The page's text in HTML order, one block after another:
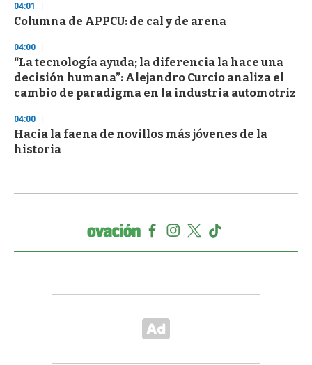
04:01
Columna de APPCU: de cal y de arena
04:00
“La tecnología ayuda; la diferencia la hace una
decisión humana”: Alejandro Curcio analiza el
cambio de paradigma en la industria automotriz
04:00
Hacia la faena de novillos más jóvenes de la
historia